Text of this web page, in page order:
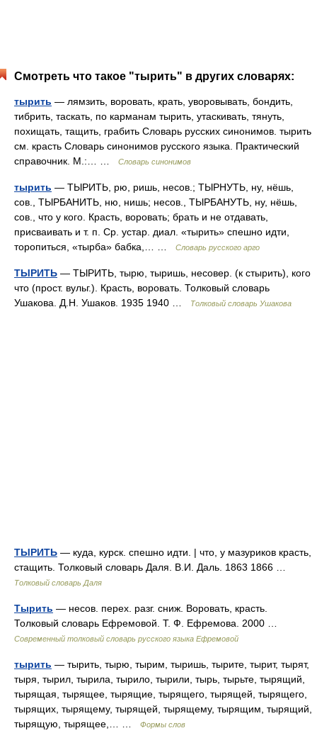
Смотреть что такое "тырить" в других словарях:
тырить — лямзить, воровать, крать, уворовывать, бондить,
тибрить, таскать, по карманам тырить, утаскивать, тянуть,
похищать, тащить, грабить Словарь русских синонимов. тырить
см. красть Словарь синонимов русского языка. Практический
справочник. М.:… …
Словарь синонимов
тырить — ТЫРИТЬ, рю, ришь, несов.; ТЫРНУТЬ, ну, нёшь,
сов., ТЫРБАНИТЬ, ню, нишь; несов., ТЫРБАНУТЬ, ну, нёшь,
сов., что у кого. Красть, воровать; брать и не отдавать,
присваивать и т. п. Ср. устар. диал. «тырить» спешно идти,
торопиться, «тырба» бабка,… …
Словарь русского арго
ТЫРИТЬ — ТЫРИТЬ, тырю, тыришь, несовер. (к стырить), кого
что (прост. вульг.). Красть, воровать. Толковый словарь
Ушакова. Д.Н. Ушаков. 1935 1940 …
Толковый словарь Ушакова
ТЫРИТЬ — куда, курск. спешно идти. | что, у мазуриков красть,
стащить. Толковый словарь Даля. В.И. Даль. 1863 1866 …
Толковый словарь Даля
Тырить — несов. перех. разг. сниж. Воровать, красть.
Толковый словарь Ефремовой. Т. Ф. Ефремова. 2000 …
Современный толковый словарь русского языка Ефремовой
тырить — тырить, тырю, тырим, тыришь, тырите, тырит, тырят,
тыря, тырил, тырила, тырило, тырили, тырь, тырьте, тырящий,
тырящая, тырящее, тырящие, тырящего, тырящей, тырящего,
тырящих, тырящему, тырящей, тырящему, тырящим, тырящий,
тырящую, тырящее,… …
Формы слов